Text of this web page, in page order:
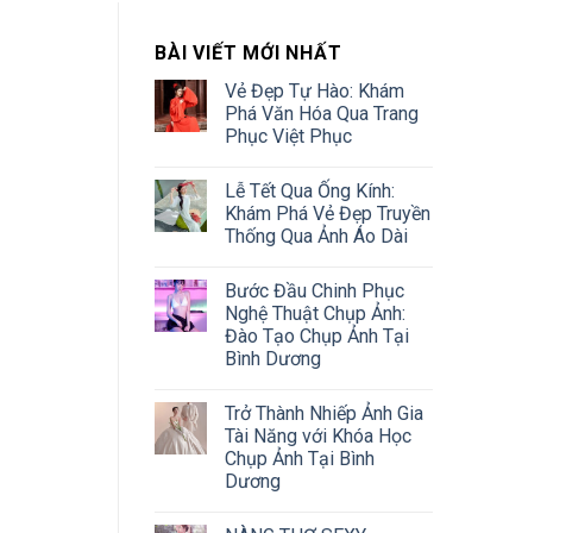
BÀI VIẾT MỚI NHẤT
Vẻ Đẹp Tự Hào: Khám
Phá Văn Hóa Qua Trang
Phục Việt Phục
Lễ Tết Qua Ống Kính:
Khám Phá Vẻ Đẹp Truyền
Thống Qua Ảnh Áo Dài
Bước Đầu Chinh Phục
Nghệ Thuật Chụp Ảnh:
Đào Tạo Chụp Ảnh Tại
Bình Dương
Trở Thành Nhiếp Ảnh Gia
Tài Năng với Khóa Học
Chụp Ảnh Tại Bình
Dương